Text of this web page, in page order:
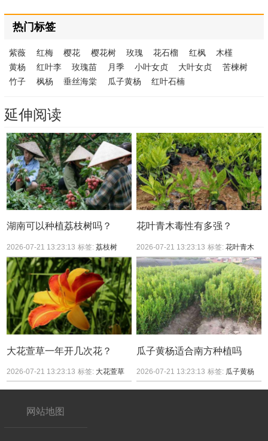
热门标签
紫薇 红梅 樱花 樱花树 玫瑰 花石榴 红枫
木槿
黄杨
红叶李 玫瑰苗 月季 小叶女贞 大叶女贞
苦楝树
竹子
枫杨 垂丝海棠 瓜子黄杨 红叶石楠
延伸阅读
湖南可以种植荔枝树吗？
2026-07-21 13:23:13 标签:荔枝树
花叶青木毒性有多强？
2026-07-21 13:23:13 标签:花叶青木
大花萱草一年开几次花？
2026-07-21 13:23:13 标签: 大花萱草
瓜子黄杨适合南方种植吗
2026-07-21 13:23:13 标签: 瓜子黄杨
网站地图